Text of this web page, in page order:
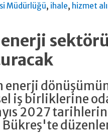
Müdürlüğü, ihale, hizmet
enerji
enerji
iş birliklerine
2027